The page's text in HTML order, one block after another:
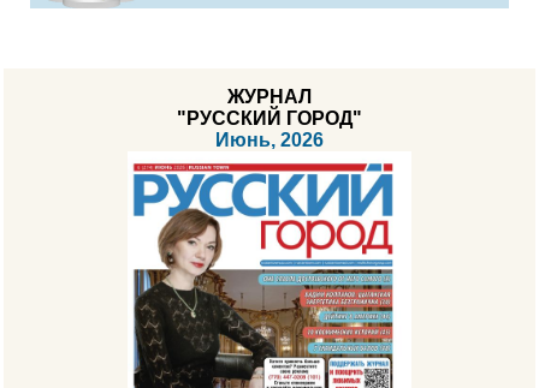
ЖУРНАЛ
"РУССКИЙ ГОРОД"
Июнь, 2026